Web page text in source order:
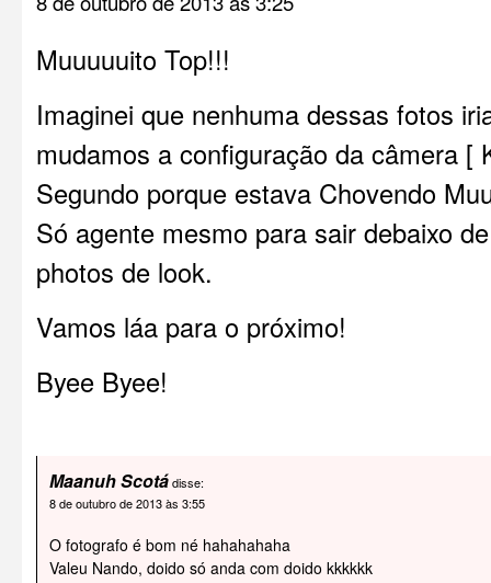
Muuuuuito Top!!!
Imaginei que nenhuma dessas fotos
mudamos a configuração da câmera [
Segundo porque estava Chovendo
Só agente mesmo para sair debaixo
photos de look.
Vamos láa para o próximo!
Byee Byee!
Maanuh Scotádisse:
8 de outubro de 2013 às 3:55
O fotografo é bom né hahahahaha
Valeu Nando, doido só anda com doido kkkkkk